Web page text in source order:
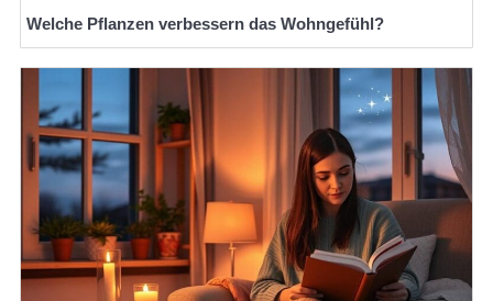
Welche Pflanzen verbessern das Wohngefühl?